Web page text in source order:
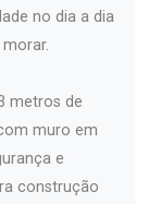
no dia a dia
metros de
muro em
e
construção